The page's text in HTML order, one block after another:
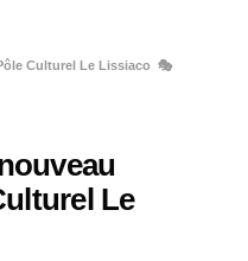
Culturel Le Lissiaco 🎭
Le